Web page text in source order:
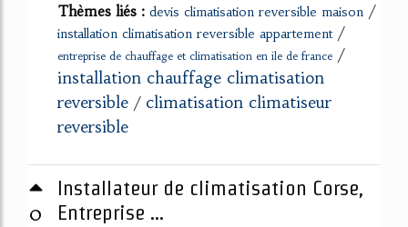
Thèmes liés : devis climatisation reversible maison /
installation climatisation reversible appartement/
entreprise de chauffage et climatisation en ile de france /
installation chauffage climatisation
reversible / climatisation climatiseur
reversible
0
Installateur de climatisation Corse,
Entreprise ...